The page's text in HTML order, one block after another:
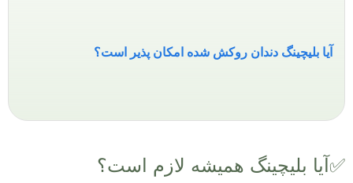
آیا بلیچینگ دندان روکش شده امکان ‌پذیر است؟
✅آیا بلیچینگ همیشه لازم است؟